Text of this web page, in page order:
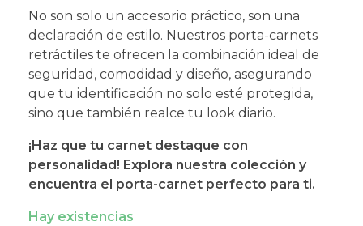
No son solo un accesorio práctico, son una
declaración de estilo. Nuestros porta-carnets
retráctiles te ofrecen la combinación ideal de
seguridad, comodidad y diseño, asegurando
que tu identificación no solo esté protegida,
sino que también realce tu look diario.
¡Haz que tu carnet destaque con
personalidad! Explora nuestra colección y
encuentra el porta-carnet perfecto para ti.
Hay existencias